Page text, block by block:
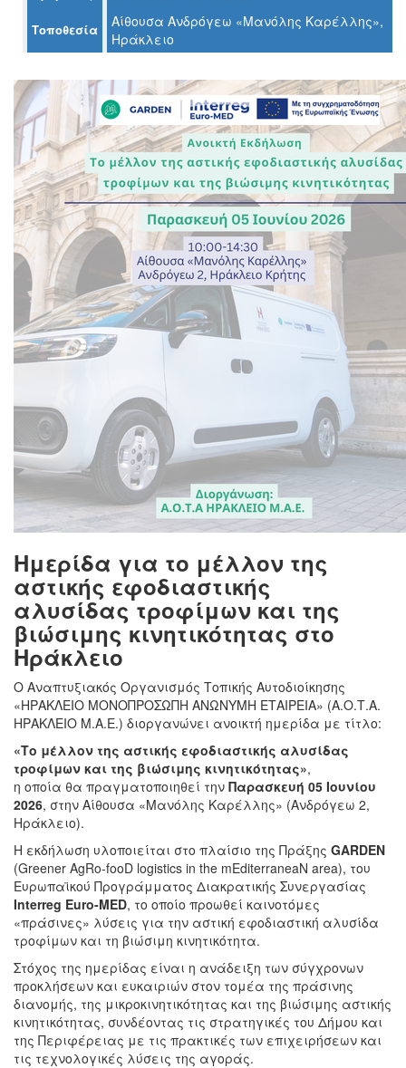
ΤΟΠΟΣ
ΜΑΣ
ΔΗΜΟΣ
ΠΟΛΙΤΙΣΜΟΣ
ΑΝΘΕΚΤΙΚΗ
ΠΟΛΗ
Τοποθεσία
Αίθουσα Ανδρόγεω «Μανόλης Καρέλλης»,
Ηράκλειο
Ημερίδα για το μέλλον της
αστικής εφοδιαστικής
αλυσίδας τροφίμων και της
βιώσιμης κινητικότητας στο
Ηράκλειο
Ο Αναπτυξιακός Οργανισμός Τοπικής Αυτοδιοίκησης
«ΗΡΑΚΛΕΙΟ ΜΟΝΟΠΡΟΣΩΠΗ ΑΝΩΝΥΜΗ ΕΤΑΙΡΕΙΑ» (Α.Ο.Τ.Α.
ΗΡΑΚΛΕΙΟ Μ.Α.Ε.) διοργανώνει ανοικτή ημερίδα με τίτλο:
«Το μέλλον της αστικής εφοδιαστικής αλυσίδας
τροφίμων και της βιώσιμης κινητικότητας»,
η οποία θα πραγματοποιηθεί την Παρασκευή 05 Ιουνίου
2026, στην Αίθουσα «Μανόλης Καρέλλης» (Ανδρόγεω 2,
Ηράκλειο).
Η εκδήλωση υλοποιείται στο πλαίσιο της Πράξης GARDEN
(Greener AgRo-fooD logistics in the mEditerraneaN area), του
Ευρωπαϊκού Προγράμματος Διακρατικής Συνεργασίας
Interreg Euro-MED, το οποίο προωθεί καινοτόμες
«πράσινες» λύσεις για την αστική εφοδιαστική αλυσίδα
τροφίμων και τη βιώσιμη κινητικότητα.
Στόχος της ημερίδας είναι η ανάδειξη των σύγχρονων
προκλήσεων και ευκαιριών στον τομέα της πράσινης
διανομής, της μικροκινητικότητας και της βιώσιμης αστικής
κινητικότητας, συνδέοντας τις στρατηγικές του Δήμου και
της Περιφέρειας με τις πρακτικές των επιχειρήσεων και
τις τεχνολογικές λύσεις της αγοράς.